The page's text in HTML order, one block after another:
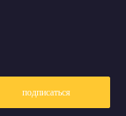
подписаться